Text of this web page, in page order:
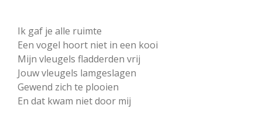
Ik gaf je alle ruimte
Een vogel hoort niet in een kooi
Mijn vleugels fladderden vrij
Jouw vleugels lamgeslagen
Gewend zich te plooien
En dat kwam niet door mij